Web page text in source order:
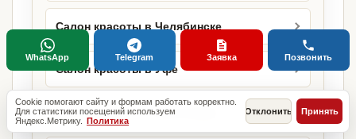
Салон красоты в Челябинске
Салон красоты в Уфе
Салон красоты в Краснодаре
Cookie помогают сайту и формам работать корректно.
Для статистики посещений используем
Яндекс.Метрику. Политика
Отклонить Принять
WhatsApp Telegram Заявка Позвонить